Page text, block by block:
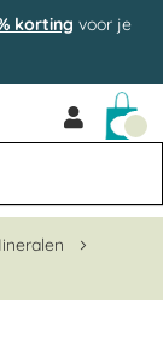
korting voor je